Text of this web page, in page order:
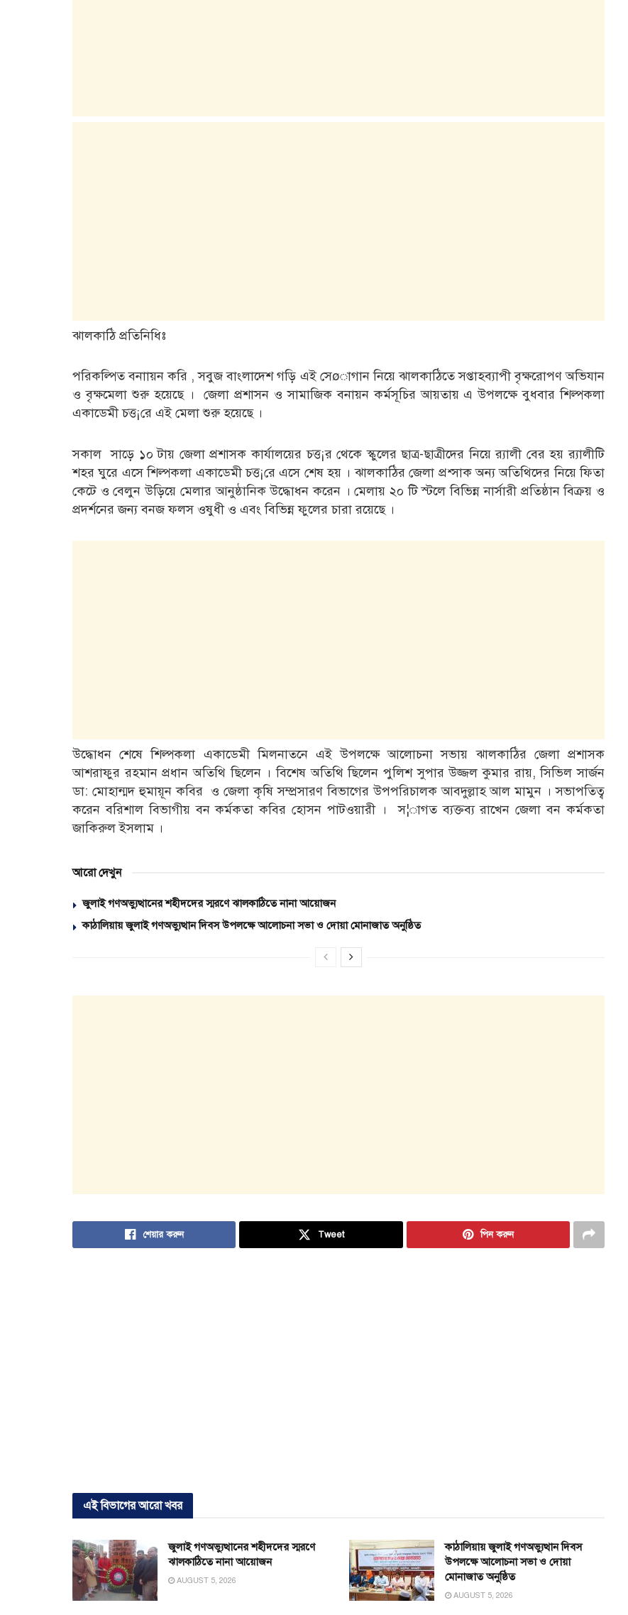
ঝালকাঠি প্রতিনিধিঃ
পরিকল্পিত বনাায়ন করি , সবুজ বাংলাদেশ গড়ি এই সেøাগান নিয়ে ঝালকাঠিতে সপ্তাহব্যাপী বৃক্ষরোপণ অভিযান
ও বৃক্ষমেলা শুরু হয়েছে । জেলা প্রশাসন ও সামাজিক বনায়ন কর্মসূচির আয়তায় এ উপলক্ষে বুধবার শিল্পকলা
একাডেমী চত্ত¡রে এই মেলা শুরু হয়েছে ।
সকাল সাড়ে ১০ টায় জেলা প্রশাসক কার্যালয়ের চত্ত¡র থেকে স্কুলের ছাত্র-ছাত্রীদের নিয়ে র‌্যালী বের হয় র‌্যালীটি
শহর ঘুরে এসে শিল্পকলা একাডেমী চত্ত¡রে এসে শেষ হয় । ঝালকাঠির জেলা প্রশ্সাক অন্য অতিথিদের নিয়ে ফিতা
কেটে ও বেলুন উড়িয়ে মেলার আনুষ্ঠানিক উদ্ধোধন করেন । মেলায় ২০ টি স্টলে বিভিন্ন নার্সারী প্রতিষ্ঠান বিক্রয় ও
প্রদর্শনের জন্য বনজ ফলস ওষুধী ও এবং বিভিন্ন ফুলের চারা রয়েছে ।
উদ্ধোধন শেষে শিল্পকলা একাডেমী মিলনাতনে এই উপলক্ষে আলোচনা সভায় ঝালকাঠির জেলা প্রশাসক
আশরাফুর রহমান প্রধান অতিথি ছিলেন । বিশেষ অতিথি ছিলেন পুলিশ সুপার উজ্জল কুমার রায়, সিভিল সার্জন
ডা: মোহান্মদ হুমায়ূন কবির ও জেলা কৃষি সম্প্রসারণ বিভাগের উপপরিচালক আবদুল্লাহ আল মামুন । সভাপতিত্ব
করেন বরিশাল বিভাগীয় বন কর্মকতা কবির হোসন পাটওয়ারী । স¦াগত ব্যক্তব্য রাখেন জেলা বন কর্মকতা
জাকিরুল ইসলাম ।
আরো দেখুন
জুলাই গণঅভ্যুত্থানের শহীদদের স্মরণে ঝালকাঠিতে নানা আয়োজন
কাঠালিয়ায় জুলাই গণঅভ্যুত্থান দিবস উপলক্ষে আলোচনা সভা ও দোয়া মোনাজাত অনুষ্ঠিত
শেয়ার করুন Tweet পিন করুন
এই বিভাগের আরো খবর
জুলাই গণঅভ্যুত্থানের শহীদদের স্মরণে
ঝালকাঠিতে নানা আয়োজন
AUGUST 5, 2026
কাঠালিয়ায় জুলাই গণঅভ্যুত্থান দিবস
উপলক্ষে আলোচনা সভা ও দোয়া
মোনাজাত অনুষ্ঠিত
AUGUST 5, 2026